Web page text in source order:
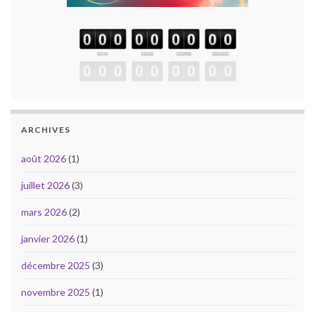
ARCHIVES
août 2026(1)
juillet 2026(3)
mars 2026(2)
janvier 2026(1)
décembre 2025 (3)
novembre 2025 (1)